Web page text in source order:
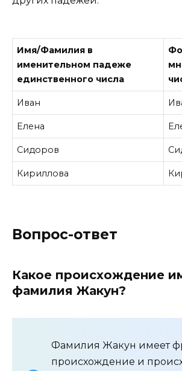
Имя/Фамилия в
именительном падеже
единственного числа
Иван
Елена
Сидоров
Кириллова
Вопрос-ответ
Какое происхождение
фамилия Жакун?
Фамилия Жакун имеет
происхождение и